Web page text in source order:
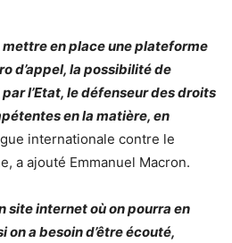
mettre en place une plateforme
d’appel, la possibilité de
l’Etat, le défenseur des droits
en la matière, en
internationale contre le
a ajouté Emmanuel Macron.
site internet où on pourra en
on a besoin d’être écouté,